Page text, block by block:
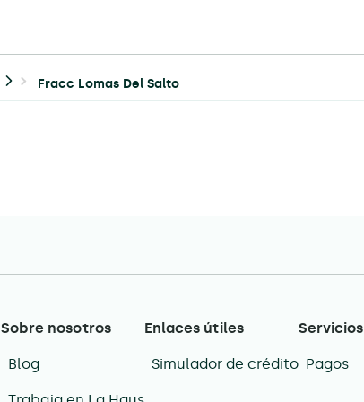
Fracc Lomas Del Salto
Sobre nosotros
Blog
Enlaces útiles
Simulador de crédito
Servicios
Pagos